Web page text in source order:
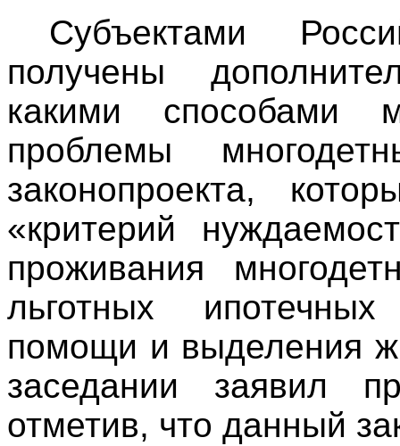
Субъектами
получены
какими способами
проблемы
законопроекта,
«критерий
проживания
льготных
помощи и выделения
заседании заявил
отметив, что данный